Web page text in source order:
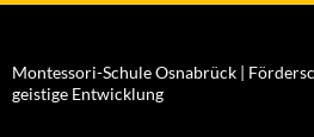
Montessori-Schule Osnabrück |
geistige Entwicklung